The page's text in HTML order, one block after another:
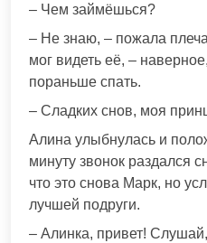
– Чем займёшься?
– Не знаю, – пожала
мог видеть её, –
пораньше спать.
– Сладких снов, моя
Алина улыбнулась и
минуту звонок раздался
что это снова Марк, но
лучшей подруги.
– Алинка, привет!